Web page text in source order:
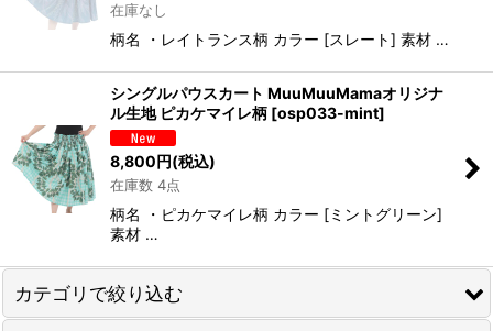
在庫なし
柄名 ・レイトランス柄 カラー [スレート] 素材 …
シングルパウスカート MuuMuuMamaオリジナ
ル生地 ピカケマイレ柄 [osp033-mint]
8,800円(税込)
在庫数 4点
柄名 ・ピカケマイレ柄 カラー [ミントグリーン]
素材 …
カテゴリで絞り込む